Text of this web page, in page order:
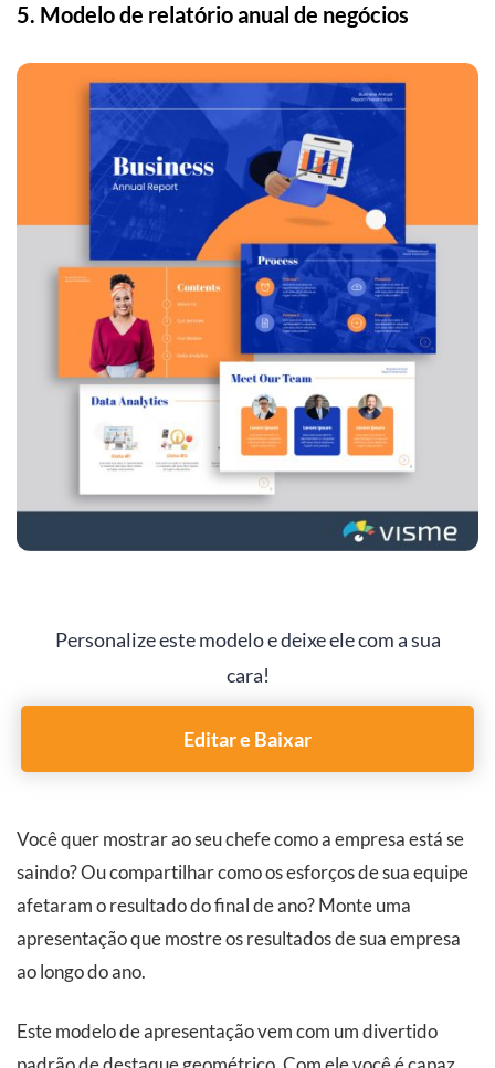
5. Modelo de relatório anual de negócios
Personalize este modelo e deixe ele com a sua
cara!
Editar e Baixar
Você quer mostrar ao seu chefe como a empresa está se
saindo? Ou compartilhar como os esforços de sua equipe
afetaram o resultado do final de ano? Monte uma
apresentação que mostre os resultados de sua empresa
ao longo do ano.
Este modelo de apresentação vem com um divertido